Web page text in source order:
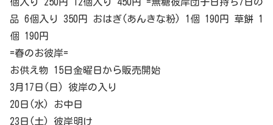
品 6個入り 350円 おはぎ(あんきな粉) 1個 190円 草餅 1
個 190円
=春のお彼岸=
お供え物 15日金曜日から販売開始
3月17日(日) 彼岸の入り
20日(水) お中日
23日(土) 彼岸明け